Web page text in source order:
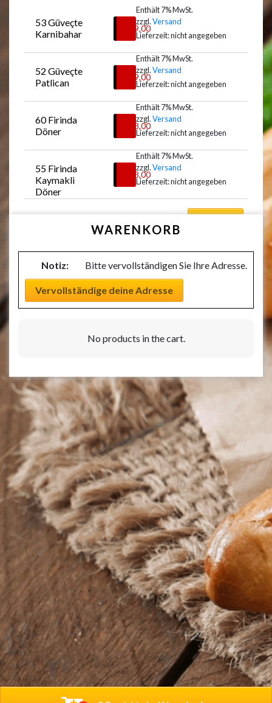
53 Güveçte
Karnibahar
19,00
Enthält 7% MwSt.
zzgl.Versand
Lieferzeit: nicht angegeben
52 Güveçte
Patlican
19,00
Enthält 7% MwSt.
zzgl.Versand
Lieferzeit: nicht angegeben
60 Firinda
Döner
18,00
Enthält 7% MwSt.
zzgl.Versand
Lieferzeit: nicht angegeben
55 Firinda
Kaymakli
Döner
18,00
Enthält 7% MwSt.
zzgl.Versand
Lieferzeit: nicht angegeben
WARENKORB
Notiz: Bitte vervollständigen Sie Ihre Adresse.
Vervollständige deine Adresse
No products in the cart.